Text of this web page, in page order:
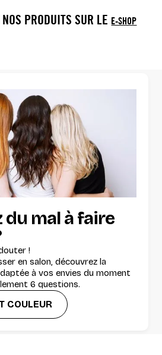
PRODUITS SUR LE E-SHOP
du mal à faire
!
en salon, découvrez la
à vos envies du moment
6 questions.
COULEUR